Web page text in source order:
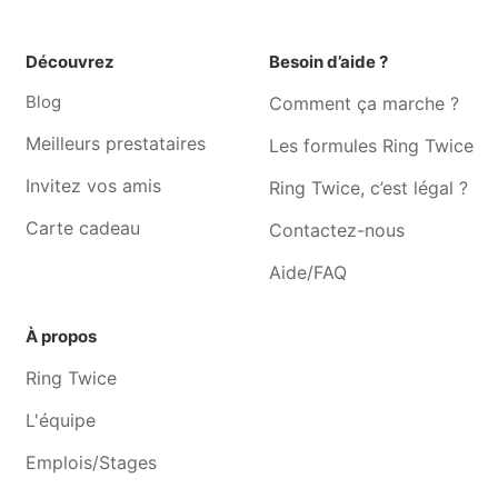
Toilettage pour chien
Toilettage pour chien
Toilettage pour chien
Watermael-boitsfort
Toilettage pour chien Mont-
saint-guibert
Toilettage pour chien Uccle
Auderghem
Toilettage pour chien
Toilettage pour chien Ittre
Monstreux
Découvrez
Blog
Meilleurs prestataires
Invitez vos amis
Carte cadeau
Besoin d’aide ?
Comment ça marche ?
Les formules Ring Twice
Ring Twice, c’est légal ?
Contactez-nous
Aide/FAQ
À propos
Ring Twice
L'équipe
Emplois/Stages